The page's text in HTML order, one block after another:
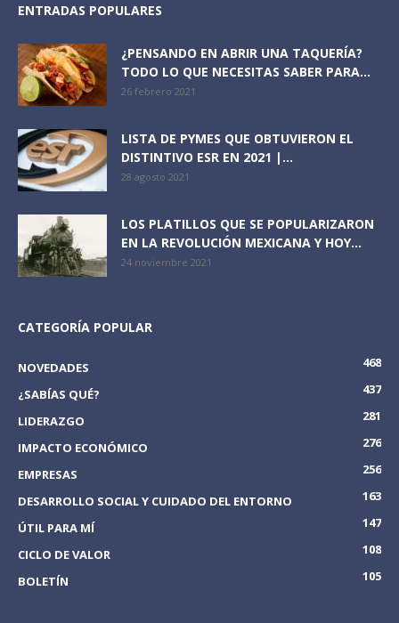
ENTRADAS POPULARES
¿PENSANDO EN ABRIR UNA TAQUERÍA?
TODO LO QUE NECESITAS SABER PARA...
26 febrero 2021
LISTA DE PYMES QUE OBTUVIERON EL
DISTINTIVO ESR EN 2021 |...
28 agosto 2021
LOS PLATILLOS QUE SE POPULARIZARON
EN LA REVOLUCIÓN MEXICANA Y HOY...
24 noviembre 2021
CATEGORÍA POPULAR
NOVEDADES
468
¿SABÍAS QUÉ?
437
LIDERAZGO
281
IMPACTO ECONÓMICO
276
EMPRESAS
256
DESARROLLO SOCIAL Y CUIDADO DEL ENTORNO
163
ÚTIL PARA MÍ
147
CICLO DE VALOR
108
BOLETÍN
105